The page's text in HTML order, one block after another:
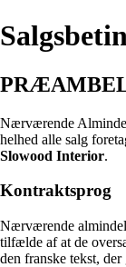
Nærværende
helhed alle salg
Slowood Interior.
Kontraktsprog
Nærværende
tilfælde af at de
den franske tekst,